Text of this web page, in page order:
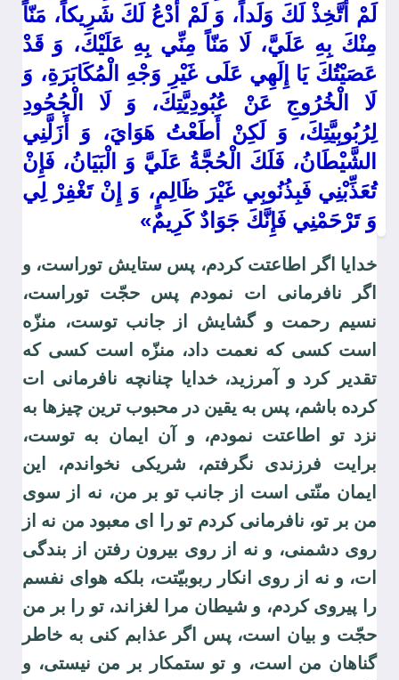
لَمْ أَتَّخِذْ لَكَ وَلَداً، وَ لَمْ أَدْعُ لَكَ شَرِيكاً، مَنّاً
مِنْكَ بِهِ عَلَيَّ، لَا مَنّاً مِنِّي بِهِ عَلَيْكَ، وَ قَدْ
عَصَيْتُكَ يَا إِلَهِي عَلَى غَيْرِ وَجْهِ الْمُكَابَرَةِ، وَ
لَا الْخُرُوجِ عَنْ عُبُودِيَّتِكَ، وَ لَا الْجُحُودِ
لِرُبُوبِيَّتِكَ، وَ لَكِنْ أَطَعْتُ هَوَايَ، وَ أَزَلَّنِي
الشَّيْطَانُ، فَلَكَ الْحُجَّةُ عَلَيَّ وَ الْبَيَانُ، فَإِنْ
تُعَذِّبْنِي فَبِذُنُوبِي غَيْرَ ظَالِمٍ، وَ إِنْ تَغْفِرْ لِي
وَ تَرْحَمْنِي فَإِنَّكَ جَوَادٌ كَرِيمٌ»
خدايا اگر اطاعتت كردم، پس ستايش توراست، و
اگر نافرمانى ات نمودم پس حجّت توراست،
نسيم رحمت و گشايش از جانب توست، منزّه
است كسى كه نعمت داد، منزّه است كسى كه
تقدير كرد و آمرزيد، خدايا چنانچه نافرمانى ات
كرده باشم، پس به يقين در محبوب ترين چيزها به
نزد تو اطاعتت نمودم، و آن ايمان به توست،
برايت فرزندى نگرفتم، شريكى نخواندم، اين
ايمان منّتى است از جانب تو بر من، نه از سوى
من بر تو، نافرمانى كردم تو را اى معبود من نه از
روى دشمنى، و نه از روى بيرون رفتن از بندگى
ات، و نه از روى انكار ربوبيّتت، بلكه هواى نفسم
را پيروى كردم، و شيطان مرا لغزاند، تو را بر من
حجّت و بيان است، پس اگر عذابم كنى به خاطر
گناهان من است، و تو ستمكار بر من نيستى، و
ثبت دیدگاه